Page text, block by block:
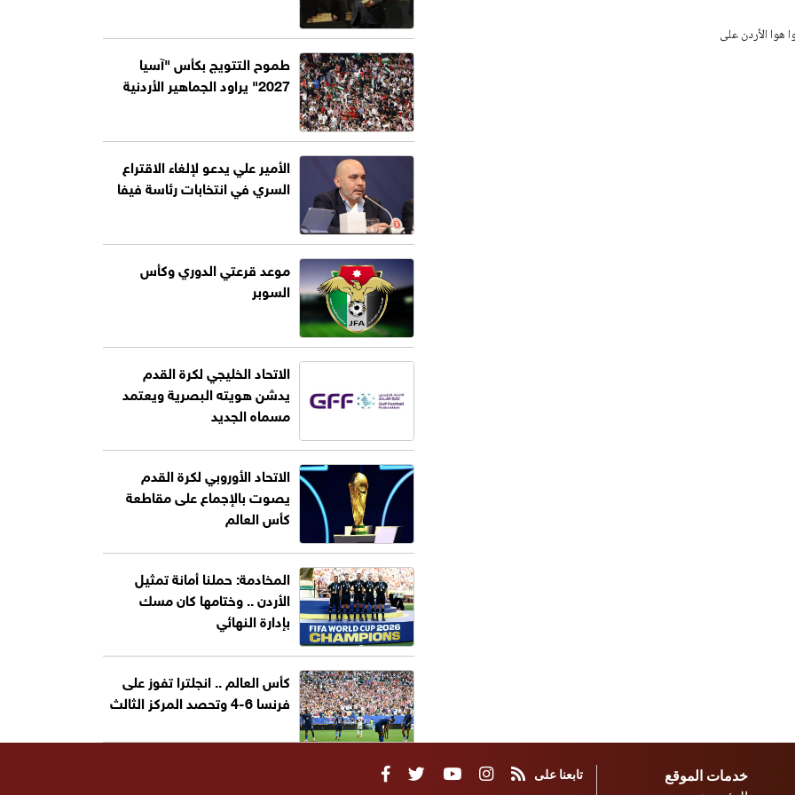
هوا الأردن على
طموح التتويج بكأس "آسيا
2027" يراود الجماهير الأردنية
الأمير علي يدعو لإلغاء الاقتراع
السري في انتخابات رئاسة فيفا
موعد قرعتي الدوري وكأس
السوبر
الاتحاد الخليجي لكرة القدم
يدشن هويته البصرية ويعتمد
مسماه الجديد
الاتحاد الأوروبي لكرة القدم
يصوت بالإجماع على مقاطعة
كأس العالم
المخادمة: حملنا أمانة تمثيل
الأردن .. وختامها كان مسك
بإدارة النهائي
كأس العالم .. انجلترا تفوز على
فرنسا 6-4 وتحصد المركز الثالث
خدمات الموقع
تابعنا على